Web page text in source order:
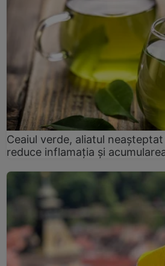
Ceaiul verde, aliatul
reduce inflamația și